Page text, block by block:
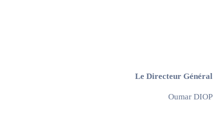
Le Directeur Général
Oumar DIOP